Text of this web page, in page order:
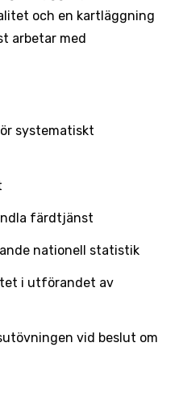
och en kartläggning
arbetar med
systematiskt
färdtjänst
nationell statistik
i utförandet av
vid beslut om